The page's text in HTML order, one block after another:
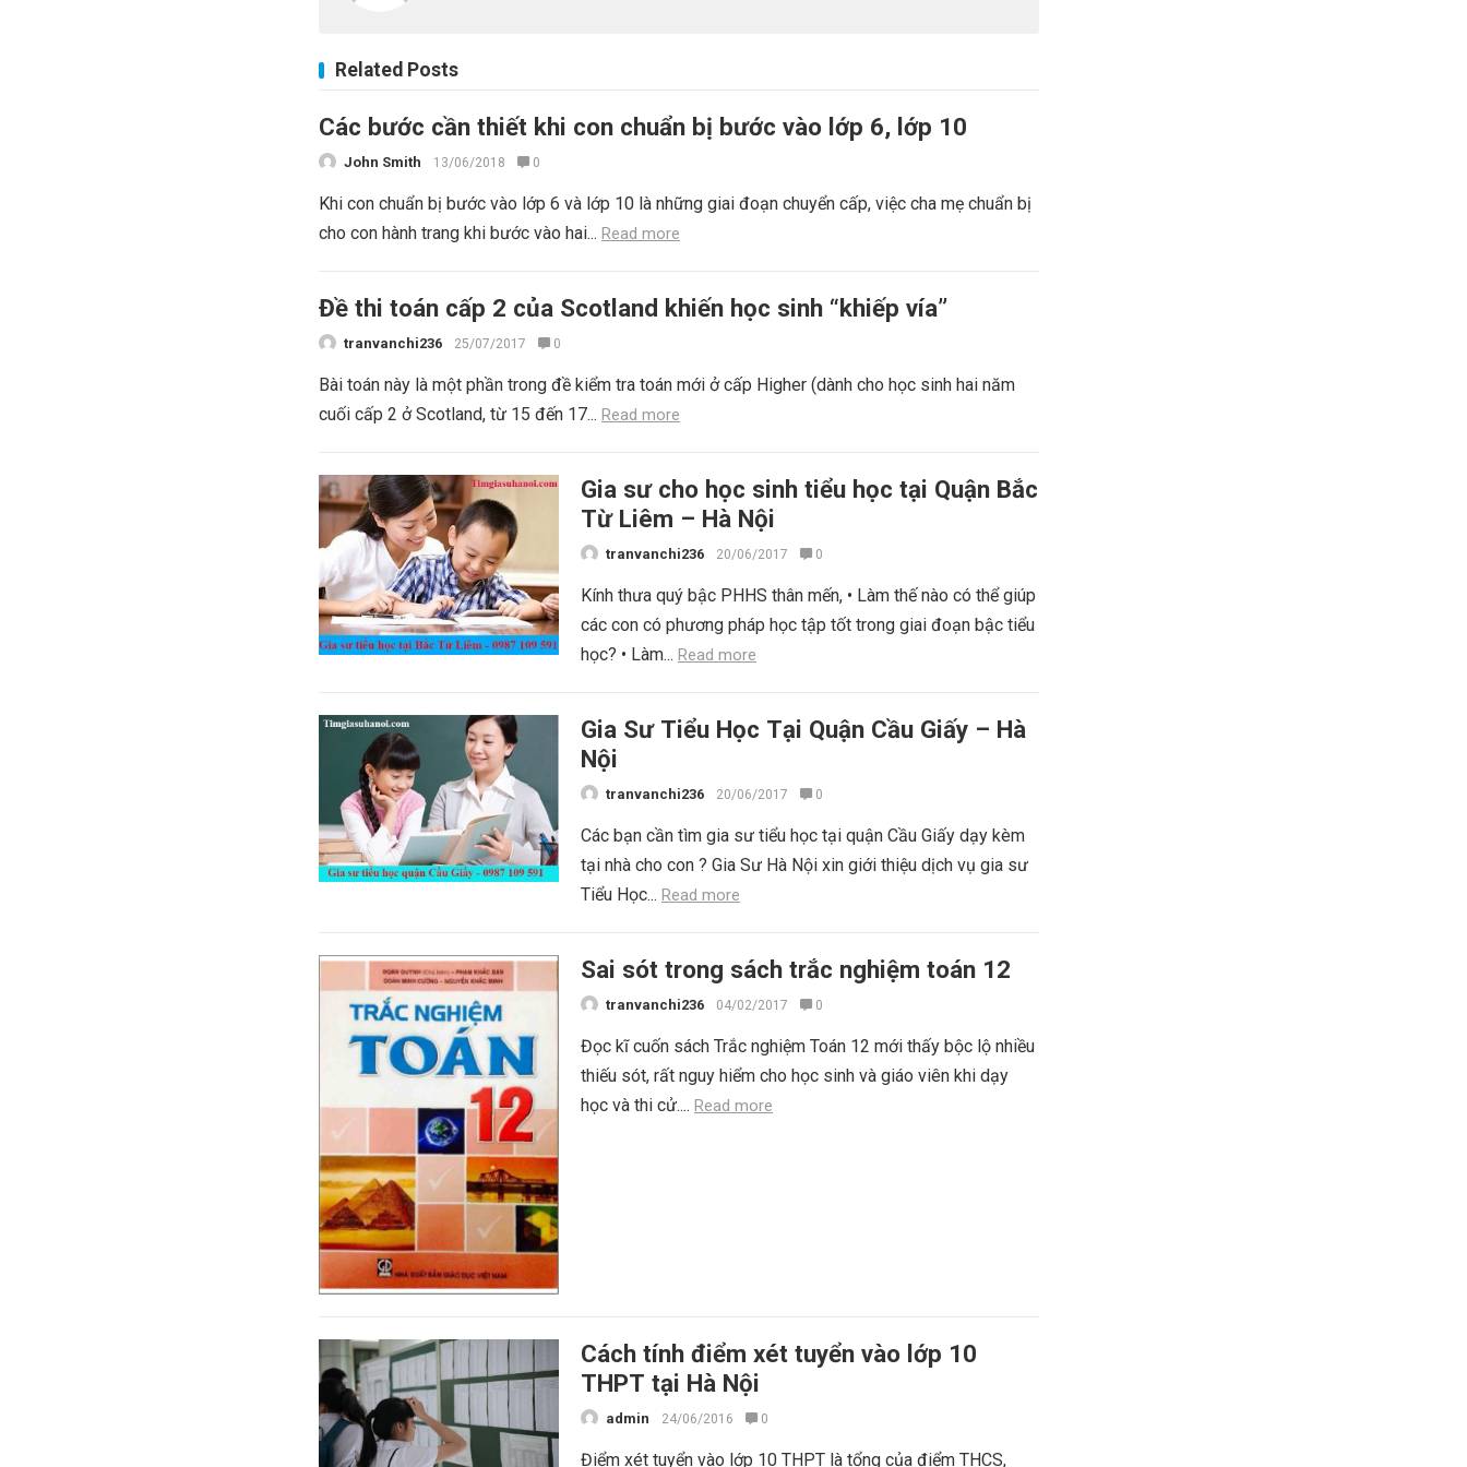
Related Posts
Các bước cần thiết khi con chuẩn bị bước vào lớp 6, lớp 10
John Smith 13/06/2018 0
Khi con chuẩn bị bước vào lớp 6 và lớp 10 là những giai đoạn chuyển cấp, việc cha mẹ chuẩn bị
cho con hành trang khi bước vào hai... Read more
Đề thi toán cấp 2 của Scotland khiến học sinh “khiếp vía”
tranvanchi236 25/07/2017 0
Bài toán này là một phần trong đề kiểm tra toán mới ở cấp Higher (dành cho học sinh hai năm
cuối cấp 2 ở Scotland, từ 15 đến 17... Read more
Gia sư cho học sinh tiểu học tại Quận Bắc
Từ Liêm – Hà Nội
tranvanchi236 20/06/2017 0
Kính thưa quý bậc PHHS thân mến, • Làm thế nào có thể giúp
các con có phương pháp học tập tốt trong giai đoạn bậc tiểu
học? • Làm... Read more
Gia Sư Tiểu Học Tại Quận Cầu Giấy – Hà
Nội
tranvanchi236 20/06/2017 0
Các bạn cần tìm gia sư tiểu học tại quận Cầu Giấy dạy kèm
tại nhà cho con ? Gia Sư Hà Nội xin giới thiệu dịch vụ gia sư
Tiểu Học... Read more
Sai sót trong sách trắc nghiệm toán 12
tranvanchi236 04/02/2017 0
Đọc kĩ cuốn sách Trắc nghiệm Toán 12 mới thấy bộc lộ nhiều
thiếu sót, rất nguy hiểm cho học sinh và giáo viên khi dạy
học và thi cử.... Read more
Cách tính điểm xét tuyển vào lớp 10
THPT tại Hà Nội
admin 24/06/2016 0
Điểm xét tuyển vào lớp 10 THPT là tổng của điểm THCS,